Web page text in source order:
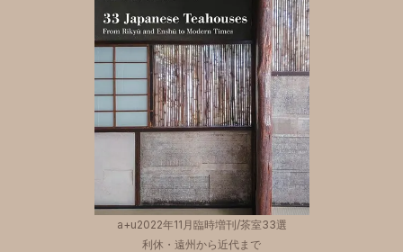
a+u2022年11月臨時増刊/茶室33選
利休・遠州から近代まで